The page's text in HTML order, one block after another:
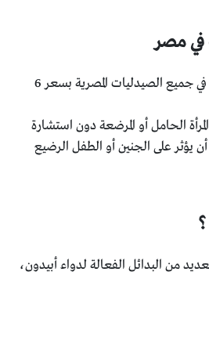
في مصر
يتوفر إيبدرون شراب في جميع الصيدليات المصرية بسعر 6
الحامل أو المرضعة دون استشارة
يؤثر على الجنين أو الطفل الرضيع
من البدائل الفعالة لدواء أبيدون،